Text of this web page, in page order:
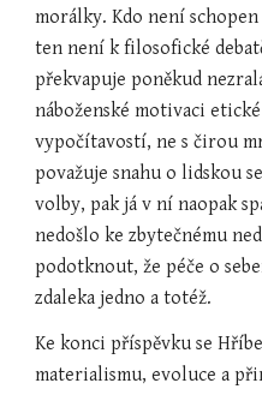
morálky. Kdo není
ten není k filosofické
překvapuje poněkud
náboženské motivaci
vypočítavostí, ne s čirou
považuje snahu o lidskou
volby, pak já v ní naopak
nedošlo ke zbytečnému
podotknout, že péče o
zdaleka jedno a totéž.
Ke konci příspěvku se
materialismu, evoluce a